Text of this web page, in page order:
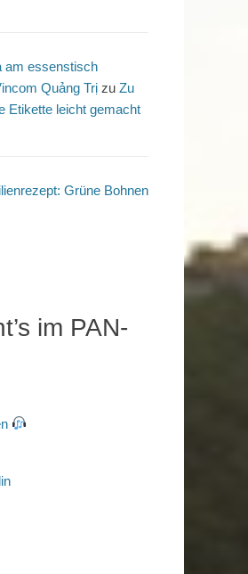
am essenstisch
Quảng Trị zu Zu
Etikette leicht gemacht
Grüne Bohnen
im PAN-